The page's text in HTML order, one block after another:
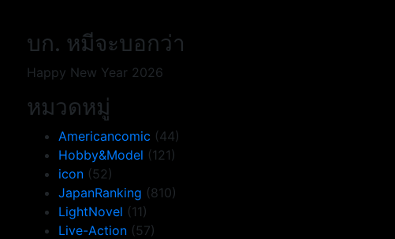
บก. หมีจะบอกว่า
Happy New Year 2026
หมวดหมู่
Americancomic (44)
Hobby&Model (121)
icon (52)
JapanRanking (810)
LightNovel (11)
Live-Action (57)